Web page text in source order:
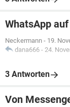
WhatsApp
Neckermann - 19.
dana666 - 24.
3 Antworten
Von